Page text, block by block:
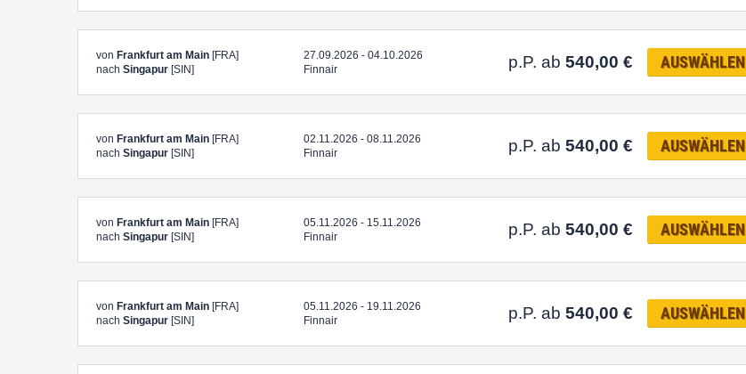
von Frankfurt am Main [FRA]
nach Singapur [SIN]
27.09.2026 - 04.10.2026
Finnair
p.P. ab 540,00 € AUSWÄHLEN
von Frankfurt am Main [FRA]
nach Singapur [SIN]
02.11.2026 - 08.11.2026
Finnair
p.P. ab 540,00 € AUSWÄHLEN
von Frankfurt am Main [FRA]
nach Singapur [SIN]
05.11.2026 - 15.11.2026
Finnair
p.P. ab 540,00 € AUSWÄHLEN
von Frankfurt am Main [FRA]
nach Singapur [SIN]
05.11.2026 - 19.11.2026
Finnair
p.P. ab 540,00 € AUSWÄHLEN